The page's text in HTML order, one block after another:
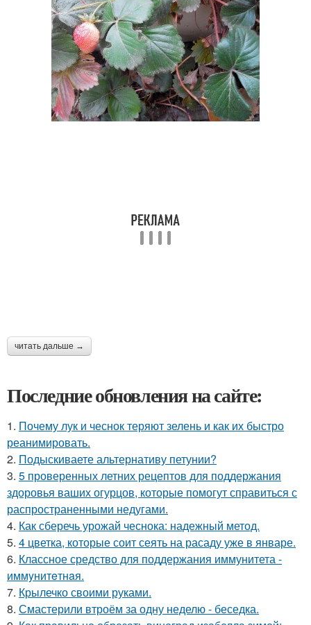
читать дальше →
Последние обновления на сайте:
1. Почему лук и чеснок теряют зелень и как их быстро
реанимировать.
2. Подыскиваете альтернативу петунии?
3. 5 проверенных летних рецептов для поддержания
здоровья ваших огурцов, которые помогут справиться с
распространенными недугами.
4. Как сберечь урожай чеснока: надежный метод.
5. 4 цветка, которые соит сеять на расаду уже в январе.
6. Классное средство для поддержания иммунитета -
иммyнитeтнaя.
7. Крылечко своими руками.
8. Смастерили втроём за одну неделю - беседка.